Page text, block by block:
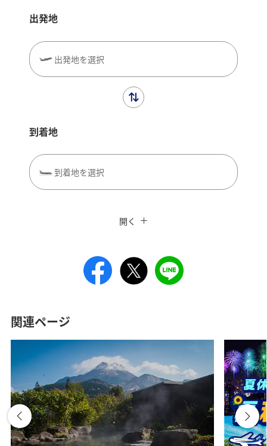
出発地
出発地を選択
到着地
到着地を選択
日付を選択
時間帯指定なし
経由地および乗り継ぎ所要時間を追加する
復路出発日および時間帯
往復で異なるクラスで検索
よく使う情報を登録する
開く
関連ページ